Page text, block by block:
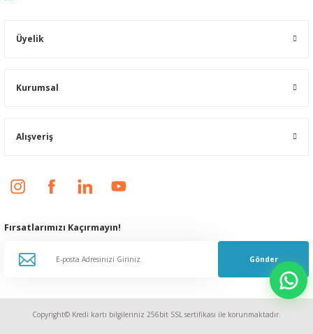
Üyelik
Kurumsal
Alışveriş
Fırsatlarımızı Kaçırmayın!
Gönder
Copyright© Kredi kartı bilgileriniz 256bit SSL sertifikası ile korunmaktadır.